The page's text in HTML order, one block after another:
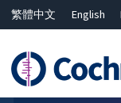
繁體中文 English
ไทย
简体中文